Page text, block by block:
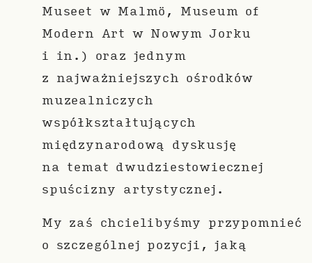
Museet w Malmö, Museum of
Modern Art w Nowym Jorku
i in.) oraz jednym
z najważniejszych ośrodków
muzealniczych
współkształtujących
międzynarodową dyskusję
na temat dwudziestowiecznej
spuścizny artystycznej.
My zaś chcielibyśmy przypomnieć
o szczególnej pozycji, jaką